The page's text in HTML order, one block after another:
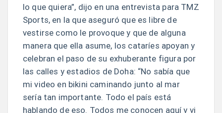
lo que quiera”, dijo en una entrevista para TMZ
Sports, en la que aseguró que es libre de
vestirse como le provoque y que de alguna
manera que ella asume, los cataríes apoyan y
celebran el paso de su exhuberante figura por
las calles y estadios de Doha: “No sabía que
mi video en bikini caminando junto al mar
sería tan importante. Todo el país está
hablando de eso. Todos me conocen aquí y vi